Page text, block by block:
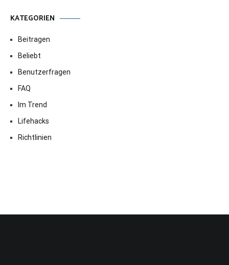
KATEGORIEN
Beitragen
Beliebt
Benutzerfragen
FAQ
Im Trend
Lifehacks
Richtlinien